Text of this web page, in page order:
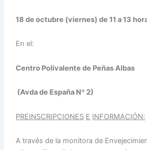
18 de octubre (viernes) de 11 a 13
En el:
Centro Polivalente de Peñas Albas
(Avda de España Nº 2)
PREINSCRIPCIONES E INFORMACIÓN:
A través de la monitora de